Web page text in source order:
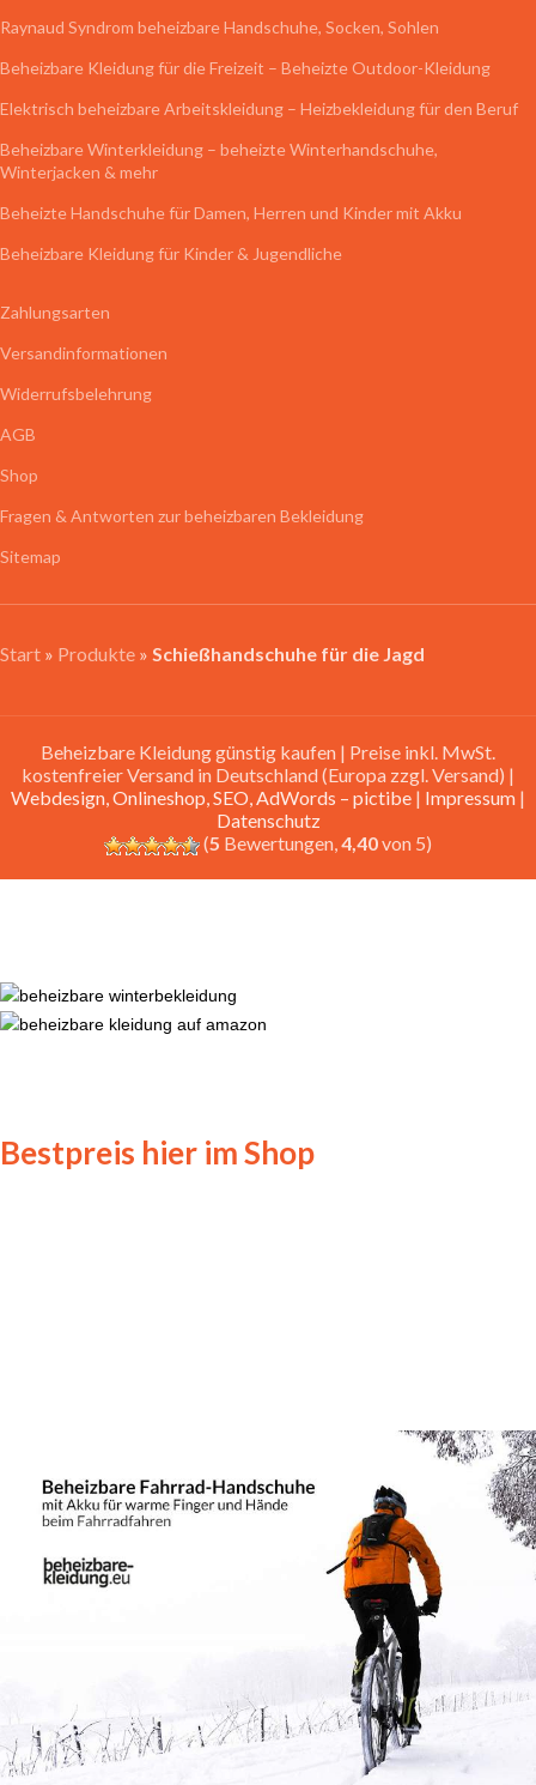
Raynaud Syndrom beheizbare Handschuhe, Socken, Sohlen
Beheizbare Kleidung für die Freizeit – Beheizte Outdoor-Kleidung
Elektrisch beheizbare Arbeitskleidung – Heizbekleidung für den Beruf
Beheizbare Winterkleidung – beheizte Winterhandschuhe,
Winterjacken & mehr
Beheizte Handschuhe für Damen, Herren und Kinder mit Akku
Beheizbare Kleidung für Kinder & Jugendliche
Zahlungsarten
Versandinformationen
Widerrufsbelehrung
AGB
Shop
Fragen & Antworten zur beheizbaren Bekleidung
Sitemap
Start » Produkte » Schießhandschuhe für die Jagd
Beheizbare Kleidung günstig kaufen | Preise inkl. MwSt.
kostenfreier Versand in Deutschland (Europa zzgl. Versand) |
Webdesign, Onlineshop, SEO, AdWords – pictibe | Impressum |
Datenschutz
(5 Bewertungen,4,40von 5)
Bestpreis hier im Shop